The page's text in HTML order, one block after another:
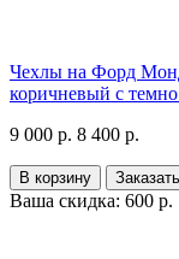
Чехлы на Форд
коричневый с
9 000 р. 8 400 р.
В корзину Заказать
Ваша скидка: 600 р.